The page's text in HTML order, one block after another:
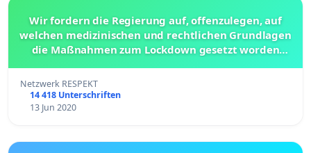
Wir fordern die Regierung auf, offenzulegen, auf
welchen medizinischen und rechtlichen Grundlagen
die Maßnahmen zum Lockdown gesetzt worden
Netzwerk RESPEKT
14 418 Unterschriften
13 Jun 2020